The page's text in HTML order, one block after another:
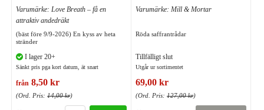
Varumärke: Love Breath – få en
attraktiv andedräkt
(bäst före 9/9-2026) En kyss av heta
stränder
I lager 20+
Sänkt pris pga kort datum, ät snart
från 8,50 kr
(Ord. Pris: 14,00 kr)
Varumärke: Mill & Mortar
Röda saffrantrådar
Tillfälligt slut
Utgår ur sortimentet
69,00 kr
(Ord. Pris: 127,00 kr)